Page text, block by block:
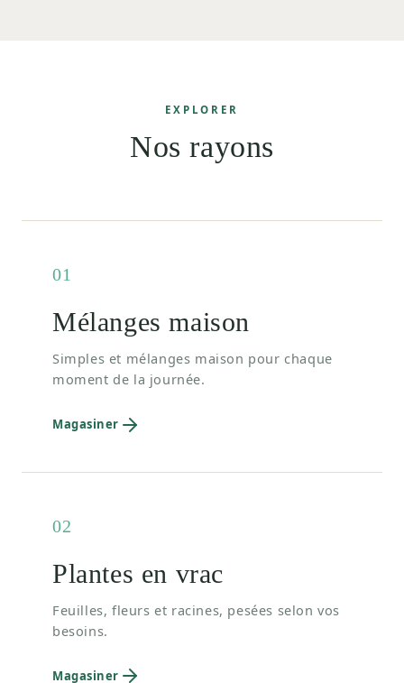
EXPLORER
Nos rayons
01
Mélanges maison
Simples et mélanges maison pour chaque
moment de la journée.
Magasiner
02
Plantes en vrac
Feuilles, fleurs et racines, pesées selon vos
besoins.
Magasiner